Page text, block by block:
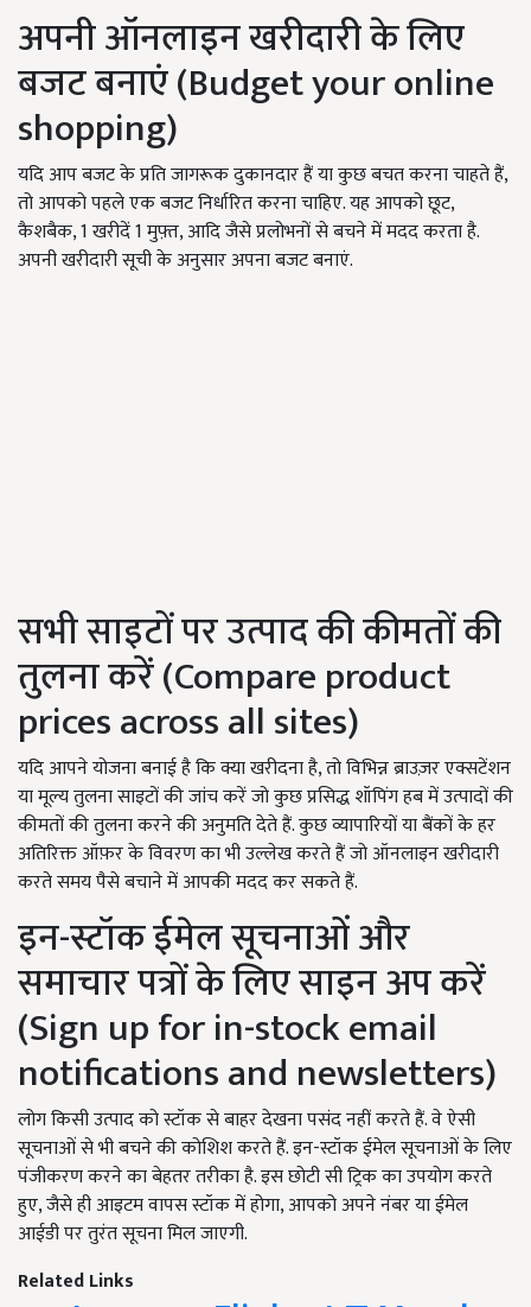
अपनी ऑनलाइन खरीदारी के लिए
बजट बनाएं (Budget your online
shopping)
यदि आप बजट के प्रति जागरूक दुकानदार हैं या कुछ बचत करना चाहते हैं,
तो आपको पहले एक बजट निर्धारित करना चाहिए. यह आपको छूट,
कैशबैक,1 खरीदें 1 मुफ़्त,आदि जैसे प्रलोभनों से बचने में मदद करता है.
अपनी खरीदारी सूची के अनुसार अपना बजट बनाएं.
सभी साइटों पर उत्पाद की कीमतों की
तुलना करें (Compare product
prices across all sites)
यदि आपने योजना बनाई है कि क्या खरीदना है,तो विभिन्न ब्राउज़र एक्सटेंशन
या मूल्य तुलना साइटों की जांच करें जो कुछ प्रसिद्ध शॉपिंग हब में उत्पादों की
कीमतों की तुलना करने की अनुमति देते हैं. कुछ व्यापारियों या बैंकों के हर
अतिरिक्त ऑफ़र के विवरण का भी उल्लेख करते हैं जो ऑनलाइन खरीदारी
करते समय पैसे बचाने में आपकी मदद कर सकते हैं.
इन-स्टॉक ईमेल सूचनाओं और
समाचार पत्रों के लिए साइन अप करें
(Sign up for in-stock email
notifications and newsletters)
लोग किसी उत्पाद को स्टॉक से बाहर देखना पसंद नहीं करते हैं. वे ऐसी
सूचनाओं से भी बचने की कोशिश करते हैं. इन-स्टॉक ईमेल सूचनाओं के लिए
पंजीकरण करने का बेहतर तरीका है. इस छोटी सी ट्रिक का उपयोग करते
हुए,जैसे ही आइटम वापस स्टॉक में होगा,आपको अपने नंबर या ईमेल
आईडी पर तुरंत सूचना मिल जाएगी.
Related Links